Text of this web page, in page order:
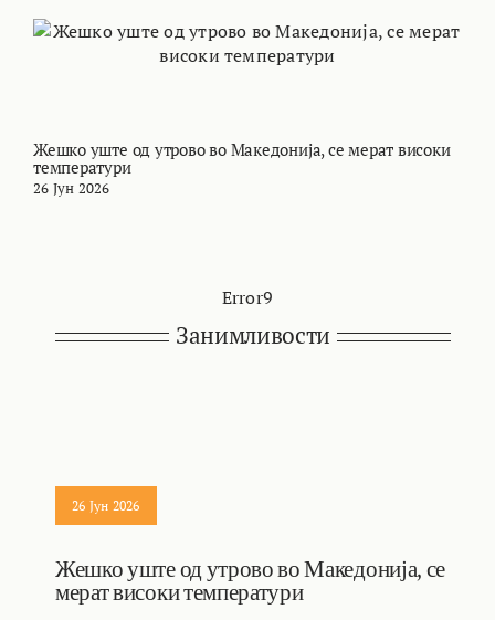
Жешко уште од утрово во Македонија, се мерат високи
температури
26 Јун 2026
Error9
Занимливости
26 Јун 2026
Жешко уште од утрово во Македонија, се
мерат високи температури